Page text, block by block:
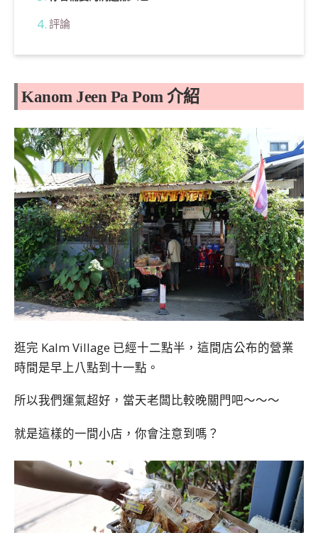
評論
Kanom Jeen Pa Pom 介紹
逛完 Kalm Village 已經十二點半，這間店公布的營業
時間是早上八點到十一點。
所以我們運氣超好，當天老闆比較晚關門吧～～～
就是這樣的一間小店，你會注意到嗎？